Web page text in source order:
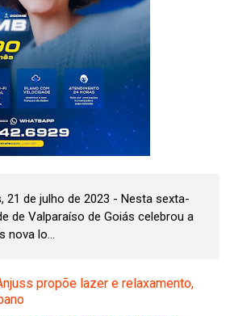
21 de julho de 2023 - Nesta sexta-
de Valparaíso de Goiás celebrou a
nova lo...
propõe lazer e relaxamento,